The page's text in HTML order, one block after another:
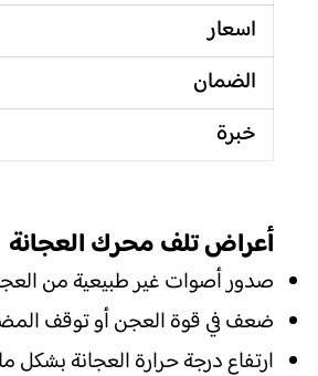
اسعار
الضمان
خبرة
أعراض تلف محرك العجانة
صدور أصوات غير طبيعية من
ضعف في قوة العجن أو توقف
ارتفاع درجة حرارة العجانة